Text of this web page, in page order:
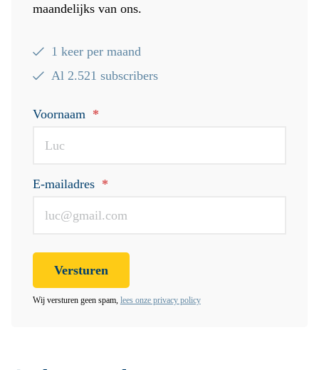
maandelijks van ons.
1 keer per maand
Al 2.521 subscribers
Voornaam *
E-mailadres *
Wij versturen geen spam, lees onze privacy policy